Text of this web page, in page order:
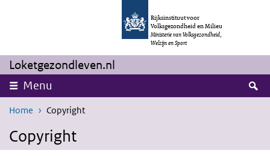
Overslaan en naar de inhoud gaan
Rijksinstituut voor
Volksgezondheid en Milieu
Ministerie van Volksgezondheid,
Welzijn en Sport
Loketgezondleven.nl
Menu
Home Copyright
Copyright